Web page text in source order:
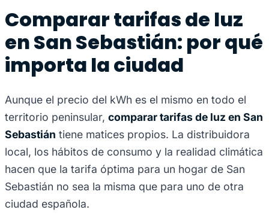
Comparar tarifas de luz
en San Sebastián: por qué
importa la ciudad
Aunque el precio del kWh es el mismo en todo el
territorio peninsular, comparar tarifas de luz en San
Sebastián tiene matices propios. La distribuidora
local, los hábitos de consumo y la realidad climática
hacen que la tarifa óptima para un hogar de San
Sebastián no sea la misma que para uno de otra
ciudad española.